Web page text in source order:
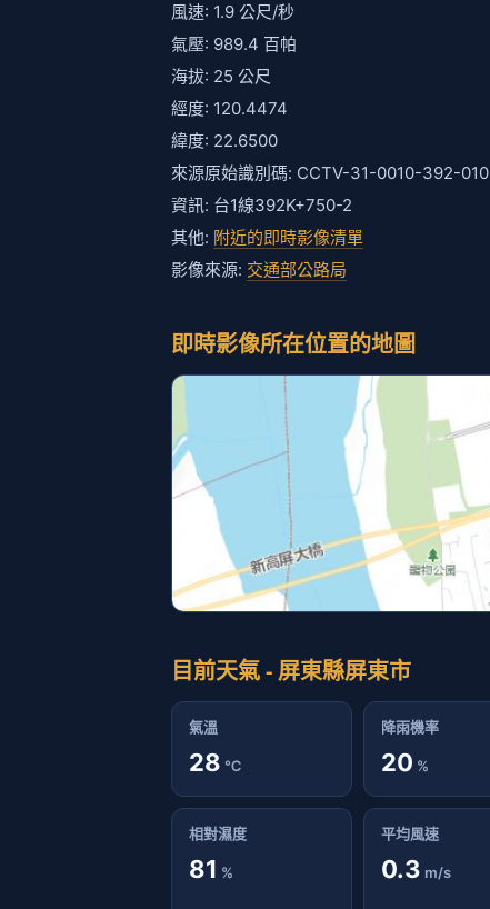
風速: 1.9 公尺/秒
氣壓: 989.4 百帕
海拔: 25 公尺
經度: 120.4474
緯度: 22.6500
來源原始識別碼: CCTV-31-0010-392-010
資訊: 台1線392K+750-2
其他: 附近的即時影像清單
影像來源: 交通部公路局
即時影像所在位置的地圖
目前天氣 - 屏東縣屏東市
氣溫
28 ℃
降雨機率
20 %
相對濕度
81 %
平均風速
0.3 m/s